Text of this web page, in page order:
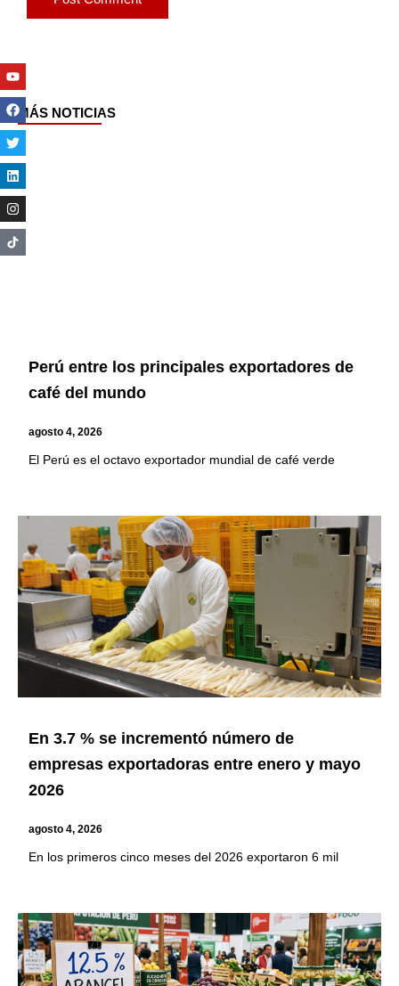
MÁS NOTICIAS
Perú entre los principales exportadores de
café del mundo
agosto 4, 2026
El Perú es el octavo exportador mundial de café verde
En 3.7 % se incrementó número de
empresas exportadoras entre enero y mayo
2026
agosto 4, 2026
En los primeros cinco meses del 2026 exportaron 6 mil
Youtube
Facebook
Twitter
Linkedin
Instagram